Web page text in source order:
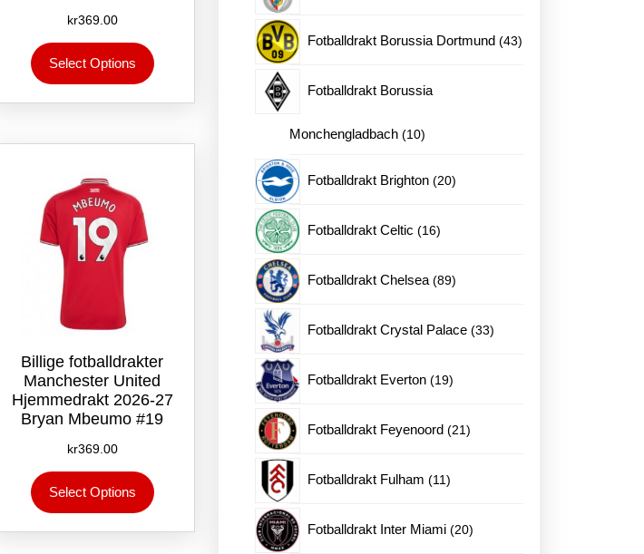
kr369.00
Select Options
produktet
flere
Alternativene
Billige fotballdrakter
Manchester United
Hjemmedrakt 2026-27
Bryan Mbeumo #19
kr369.00
Select Options
produktet
flere
Fotballdrakt Borussia Dortmund 4343
Fotballdrakt Borussia
Monchengladbach 1010
Fotballdrakt Brighton 2020
Fotballdrakt Celtic 1616
Fotballdrakt Chelsea 8989
Fotballdrakt Crystal Palace 3333
Fotballdrakt Everton 1919
Fotballdrakt Feyenoord 2121
Fotballdrakt Fulham 1111
Fotballdrakt Inter Miami 2020